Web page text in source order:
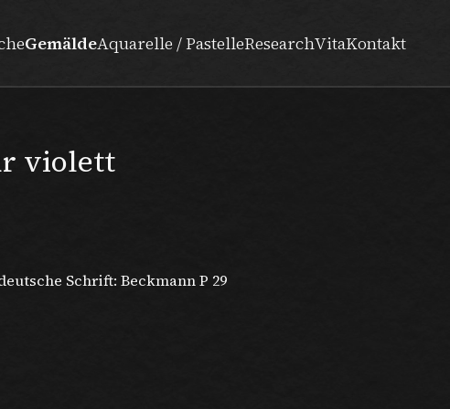
GemäldeAquarelle / PastelleResearchVitaKontakt
violett
Schrift: Beckmann P 29